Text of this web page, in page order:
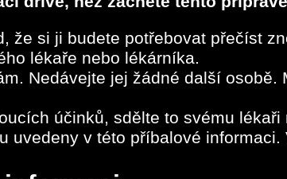
že si ji budete potřebovat přečíst
lékaře nebo lékárníka.
Nedávejte jej žádné další
účinků, sdělte to svému
uvedeny v této příbalové informaci.